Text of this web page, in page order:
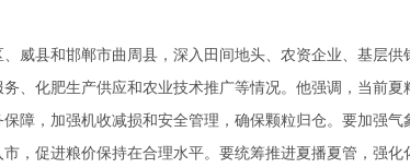
威县和邯郸市曲周县，深入田间地头、农资企业、基层供
、化肥生产供应和农业技术推广等情况。他强调，当前
障，加强机收减损和安全管理，确保颗粒归仓。要加强
，促进粮价保持在合理水平。要统筹推进夏播夏管，强